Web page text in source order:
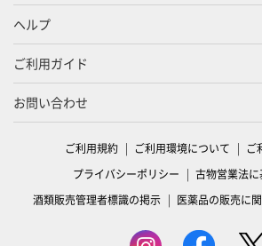
ヘルプ
ご利用ガイド
お問い合わせ
ご利用規約 ご利用環境について
ご
プライバシーポリシー
古物営業法
酒類販売管理者標識の掲示
医薬品の販売に